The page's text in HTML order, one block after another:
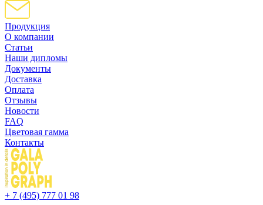
Продукция
О компании
Статьи
Наши дипломы
Документы
Доставка
Оплата
Отзывы
Новости
FAQ
Цветовая гамма
Контакты
+ 7 (495) 777 01 98